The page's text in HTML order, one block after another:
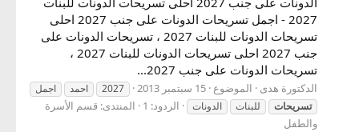
2027 - اجمل تسريحات الدونات على جنب 2027 احلى
تسريحات الدونات للبنات 2027 ، تسريحات الدونات على
جنب 2027 احلى تسريحات الدونات للبنات 2027 ،
تسريحات الدونات على جنب 2027...
الدكتورة هدى الموضوع 15 سبتمبر 2013 2027 احمد
اجمل
تسريحات
للبنات الدونات الردود: 1 المنتدى: قسم الأسرة
والطفل